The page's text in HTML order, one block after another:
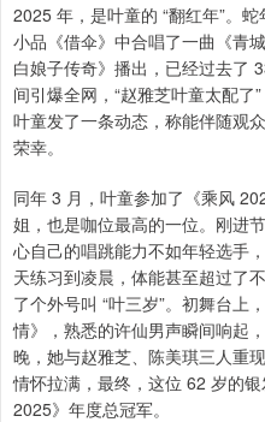
2025 年，是叶童的 “翻红年”。
小品《借伞》中合唱了一曲《青
白娘子传奇》播出，已经过去了
间引爆全网，“赵雅芝叶童太配了
叶童发了一条动态，称能伴随观
荣幸。
同年 3 月，叶童参加了《乘风
姐，也是咖位最高的一位。刚进
心自己的唱跳能力不如年轻选手
天练习到凌晨，体能甚至超过了
了个外号叫 “叶三岁”。初舞台上
情》，熟悉的许仙男声瞬间响起
晚，她与赵雅芝、陈美琪三人重
情怀拉满，最终，这位 62 岁的
2025》年度总冠军。